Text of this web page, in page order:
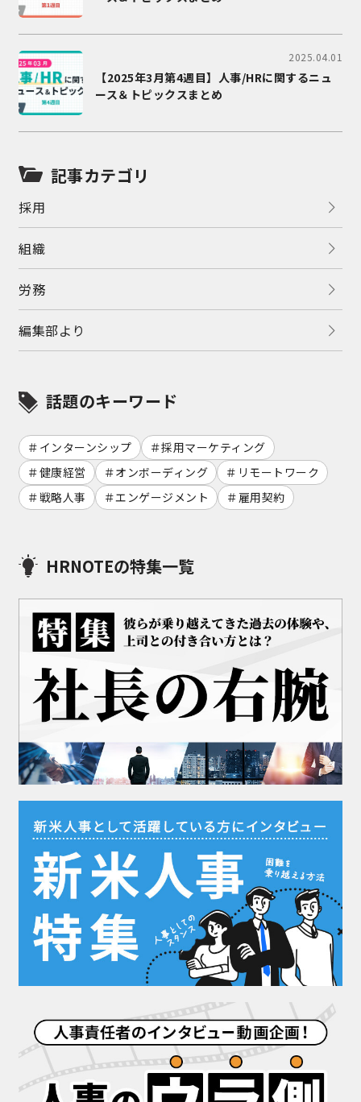
2025.04.01
【2025年3月第4週目】人事/HRに関するニュ
ース＆トピックスまとめ
記事カテゴリ
採用
組織
労務
編集部より
話題のキーワード
インターンシップ
採用マーケティング
健康経営
オンボーディング
リモートワーク
戦略人事
エンゲージメント 雇用契約
HRNOTEの特集一覧